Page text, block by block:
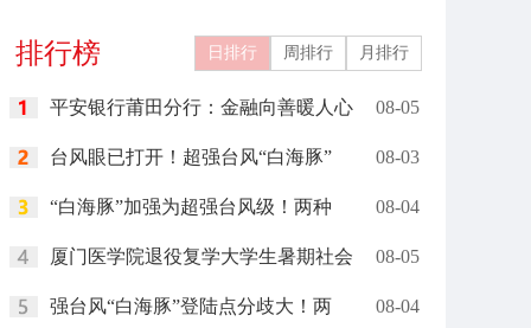
排行榜 日排行 周排行 月排行
平安银行莆田分行：金融向善暖人心 08-05
台风眼已打开！超强台风“白海豚” 08-03
“白海豚”加强为超强台风级！两种 08-04
厦门医学院退役复学大学生暑期社会 08-05
强台风“白海豚”登陆点分歧大！两 08-04